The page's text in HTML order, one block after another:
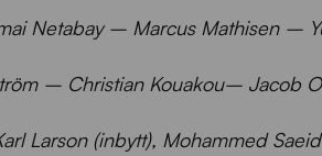
Netabay – Marcus Mathisen –
– Christian Kouakou– Jacob
Larson (inbytt), Mohammed